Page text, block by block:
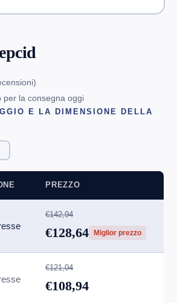
)
la consegna oggi
E LA DIMENSIONE DELLA
PREZZO
€142,94
€128,64 Miglior prezzo
€121,04
€108,94